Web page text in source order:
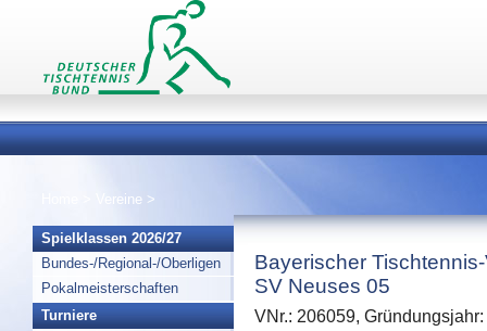
Vereine >
Spielklassen 2026/27
Bundes-/Regional-/Oberligen
Pokalmeisterschaften
Turniere
Bayerischer
SV Neuses 05
VNr.: 206059,